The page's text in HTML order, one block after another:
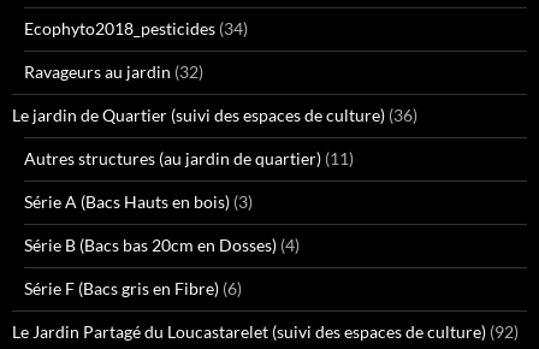
Ecophyto2018_pesticides (34)
Ravageurs au jardin (32)
Le jardin de Quartier (suivi des espaces de culture) (36)
Autres structures (au jardin de quartier) (11)
Série A (Bacs Hauts en bois) (3)
Série B (Bacs bas 20cm en Dosses) (4)
Série F (Bacs gris en Fibre) (6)
Le Jardin Partagé du Loucastarelet (suivi des espaces de culture) (92)